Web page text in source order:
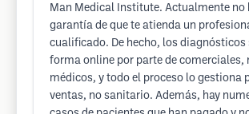
Man Medical Institute. Actualmente no
garantía de que te atienda un
cualificado. De hecho, los diagnósticos
forma online por parte de comerciales,
médicos, y todo el proceso lo gestiona
ventas, no sanitario. Además, hay